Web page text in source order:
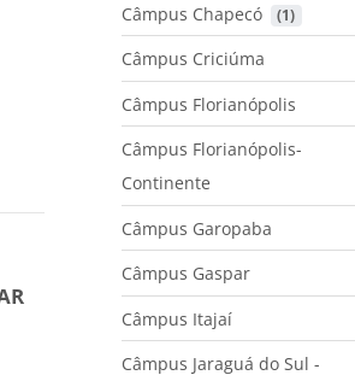
Câmpus Chapecó
(1)
Câmpus Criciúma
Câmpus Florianópolis
Câmpus Florianópolis-
Continente
Câmpus Garopaba
Câmpus Gaspar
Câmpus Itajaí
Câmpus Jaraguá do Sul -